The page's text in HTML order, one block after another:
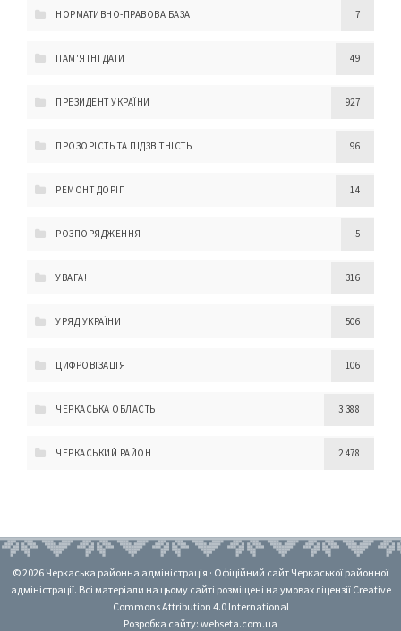
НОРМАТИВНО-ПРАВОВА БАЗА 7
ПАМ'ЯТНІ ДАТИ 49
ПРЕЗИДЕНТ УКРАЇНИ 927
ПРОЗОРІСТЬ ТА ПІДЗВІТНІСТЬ 96
РЕМОНТ ДОРІГ 14
РОЗПОРЯДЖЕННЯ 5
УВАГА! 316
УРЯД УКРАЇНИ 506
ЦИФРОВІЗАЦІЯ 106
ЧЕРКАСЬКА ОБЛАСТЬ 3 388
ЧЕРКАСЬКИЙ РАЙОН 2 478
© 2026 Черкаська районна адміністрація · Офіційний сайт Черкаської районної
адміністрації. Всі матеріали на цьому сайті розміщені на умовах ліцензії Creative
Commons Attribution 4.0 International
Розробка сайту: webseta.com.ua